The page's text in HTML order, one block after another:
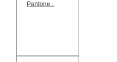
Pantone...